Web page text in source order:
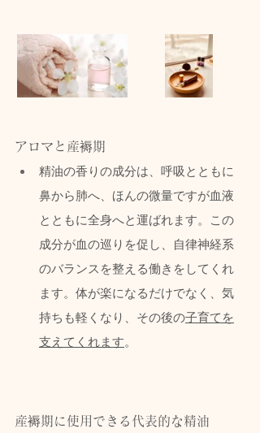
アロマと産褥期
精油の香りの成分は、呼吸とともに
鼻から肺へ、ほんの微量ですが血液
とともに全身へと運ばれます。この
成分が血の巡りを促し、自律神経系
のバランスを整える働きをしてくれ
ます。体が楽になるだけでなく、気
持ちも軽くなり、その後の子育てを
支えてくれます。
産褥期に使用できる代表的な精油